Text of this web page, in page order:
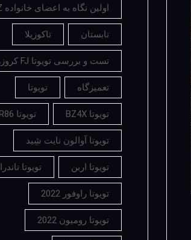
اولین نگاه به اعضای خانواده bZ
تابستان تاکوزیلا
تست و بررسی تویوتا FJ کروزر
تعمیزگاه تویوتا
تویوتا BZ4X تویوتا GR86
تویوتا آوالون نایت شِید
تویوتا اربن تویوتا تاندرا 2022
تویوتا راوفور 2022
تویوتا رومیون 2022